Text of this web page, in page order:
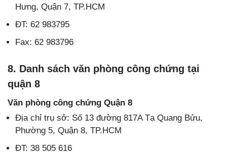
Hưng, Quận 7, TP.HCM
ĐT: 62 983795
Fax: 62 983796
8. Danh sách văn phòng công chứng tại
quận 8
Văn phòng công chứng Quận 8
Địa chỉ trụ sở: Số 13 đường 817A Tạ Quang Bửu,
Phường 5, Quận 8, TP.HCM
ĐT: 38 505 616